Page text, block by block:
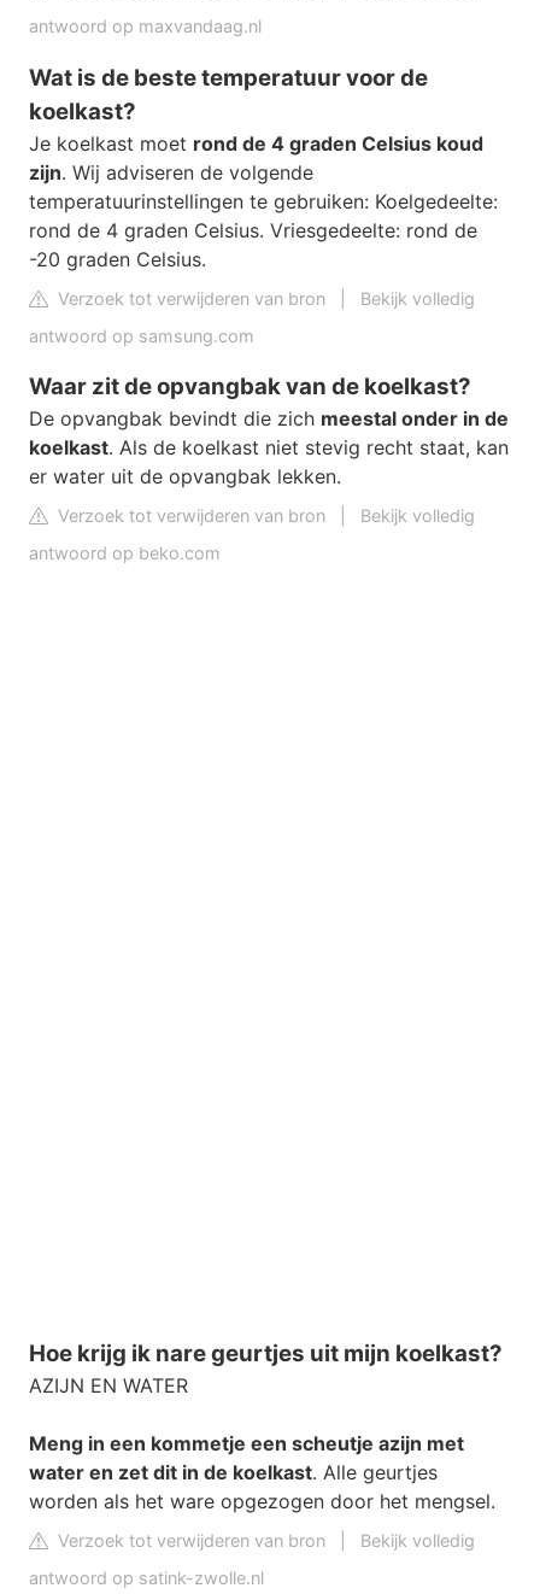
antwoord op maxvandaag.nl
Wat is de beste temperatuur voor de
koelkast?
Je koelkast moet rond de 4 graden Celsius koud
zijn. Wij adviseren de volgende
temperatuurinstellingen te gebruiken: Koelgedeelte:
rond de 4 graden Celsius. Vriesgedeelte: rond de
-20 graden Celsius.
Verzoek tot verwijderen van bron
Bekijk volledig
antwoord op samsung.com
Waar zit de opvangbak van de koelkast?
De opvangbak bevindt die zich meestal onder in de
koelkast. Als de koelkast niet stevig recht staat, kan
er water uit de opvangbak lekken.
Verzoek tot verwijderen van bron
Bekijk volledig
antwoord op beko.com
Hoe krijg ik nare geurtjes uit mijn koelkast?
AZIJN EN WATER
Meng in een kommetje een scheutje azijn met
water en zet dit in de koelkast. Alle geurtjes
worden als het ware opgezogen door het mengsel.
Verzoek tot verwijderen van bron
Bekijk volledig
antwoord op satink-zwolle.nl